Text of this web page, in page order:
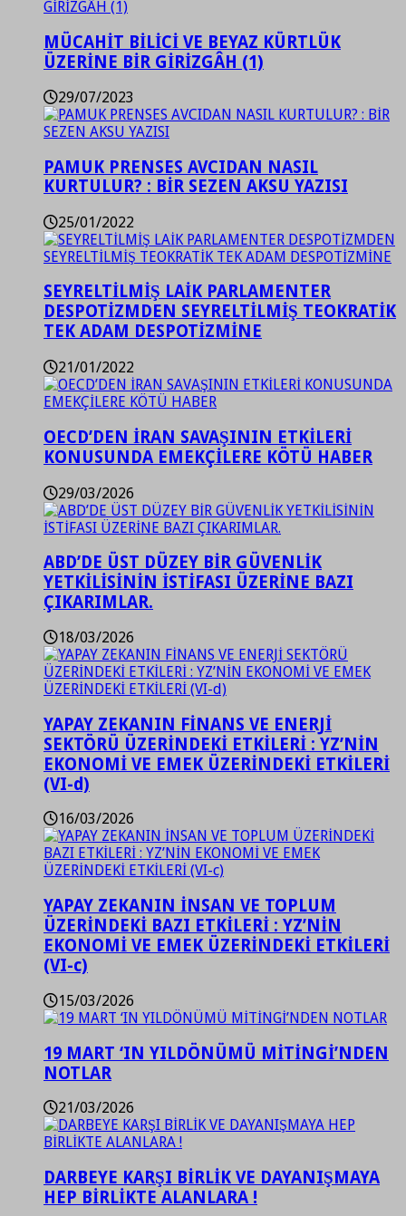
MÜCAHİT BİLİCİ VE BEYAZ KÜRTLÜK
ÜZERİNE BİR GİRİZGÂH (1)
29/07/2023
PAMUK PRENSES AVCIDAN NASIL
KURTULUR? : BİR SEZEN AKSU YAZISI
25/01/2022
SEYRELTİLMİŞ LAİK PARLAMENTER
DESPOTİZMDEN SEYRELTİLMİŞ TEOKRATİK
TEK ADAM DESPOTİZMİNE
21/01/2022
OECD’DEN İRAN SAVAŞININ ETKİLERİ
KONUSUNDA EMEKÇİLERE KÖTÜ HABER
29/03/2026
ABD’DE ÜST DÜZEY BİR GÜVENLİK
YETKİLİSİNİN İSTİFASI ÜZERİNE BAZI
ÇIKARIMLAR.
18/03/2026
YAPAY ZEKANIN FİNANS VE ENERJİ
SEKTÖRÜ ÜZERİNDEKİ ETKİLERİ : YZ’NİN
EKONOMİ VE EMEK ÜZERİNDEKİ ETKİLERİ
(VI-d)
16/03/2026
YAPAY ZEKANIN İNSAN VE TOPLUM
ÜZERİNDEKİ BAZI ETKİLERİ : YZ’NİN
EKONOMİ VE EMEK ÜZERİNDEKİ ETKİLERİ
(VI-c)
15/03/2026
19 MART ‘IN YILDÖNÜMÜ MİTİNGİ’NDEN
NOTLAR
21/03/2026
DARBEYE KARŞI BİRLİK VE DAYANIŞMAYA
HEP BİRLİKTE ALANLARA !